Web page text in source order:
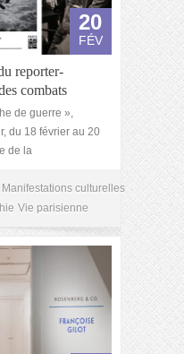
20
FÉV
reporter-
combats
de guerre »,
du 18 février au 20
de la
Manifestations culturelles
Vie parisienne